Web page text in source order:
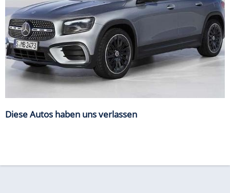
Diese Autos haben uns verlassen